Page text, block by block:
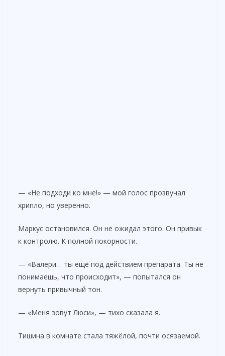
— «Не подходи ко мне!» — мой голос прозвучал
хрипло, но уверенно.
Маркус остановился. Он не ожидал этого. Он привык
к контролю. К полной покорности.
— «Валери… ты ещё под действием препарата. Ты не
понимаешь, что происходит», — попытался он
вернуть привычный тон.
— «Меня зовут Люси», — тихо сказала я.
Тишина в комнате стала тяжёлой, почти осязаемой.